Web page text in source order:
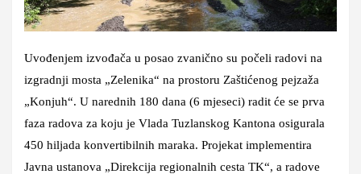
Uvođenjem izvođača u posao zvanično su počeli radovi na
izgradnji mosta „Zelenika“ na prostoru Zaštićenog pejzaža
„Konjuh“. U narednih 180 dana (6 mjeseci) radit će se prva
faza radova za koju je Vlada Tuzlanskog Kantona osigurala
450 hiljada konvertibilnih maraka. Projekat implementira
Javna ustanova „Direkcija regionalnih cesta TK“, a radove